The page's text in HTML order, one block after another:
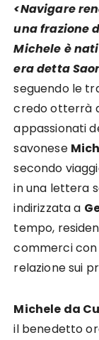
<Navigare
una frazione
Michele è
era detta
seguendo le
credo otterrà
appassionati
savonese
secondo
in una lettera
indirizzata a
tempo,
commerci con
relazione sui
Michele da
il benedetto